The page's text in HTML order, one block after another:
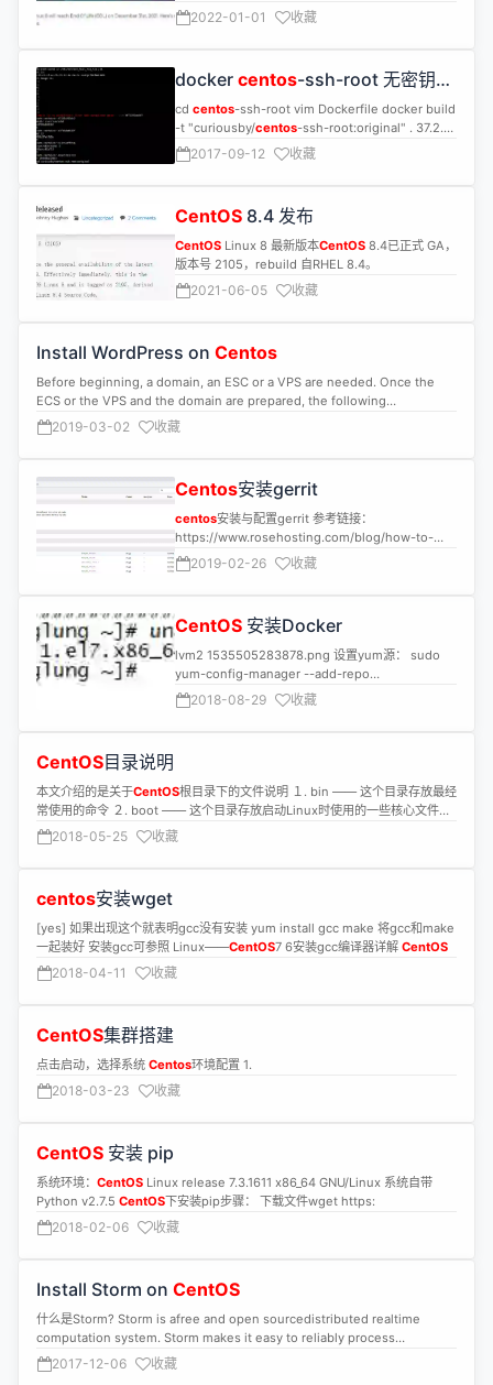
口令 redis-cli -p 11020 -a xjroot
上游向前发展。
2022-01-01 收藏
docker centos-ssh-root 无密钥
centos image
cd centos-ssh-root vim Dockerfile docker build
-t "curiousby/centos-ssh-root:original" . 37.2.3
build2017-09-12 收藏
CentOS 8.4 发布
CentOS Linux 8 最新版本CentOS 8.4已正式 GA，
版本号 2105，rebuild 自RHEL 8.4。
2021-06-05 收藏
Install WordPress on Centos
Before beginning, a domain, an ESC or a VPS are needed. Once the
ECS or the VPS and the domain are prepared, the following
procedures can be conducted. Detailed steps are as followings: ·
Install LAMP services (Linux, Apache, MySQL, PHP). input these
commands: 1. InstallApache, MySQL, and PHP yum -y install httpd
mysql mysql-server php php-mysql php-gd php-xml 2. Set uphttpd
and mysqldto start with system systemctl enablehttpd.service “”” ·
Updated on 7.26.2018 mysqld.service failed to start. yum install
mariadb-server mariadb -y systemctl start mariadb.service systemctl
enable mariadb.service · Updated on 3.2.2019 Applying php7x, old
method no longer used. Install mariadb yum install mariadb-server
httpd.service systemctl enable httpd.service · Install php: yum install
https://dl.fedoraproject.org/pub/epel/epel-release-latest-7.noarch.rpm
-y yum install yum-utils -y yum install
http://rpms.remirepo.net/enterprise/remi-release-7.rpm -y yum-
config-manager --enable remi-php72 yum -y install php7.2 php7.2-cli
xml php72-php-xmlrpc php72-php-gd php72-php-mbstring php72-
php-json systemctl restart httpd.service · Test: vim
/var/www/html/info.php <?php phpinfo(); ?>
http://192.168.1.100/info.php “”” · Start services systemctl
restarthttpd.service systemctlrestartmariadb.service Set up MySQL
Remove test database and access to it? [Y/n] //(Y) Reload privilege
tables now? [Y/n] //(Y) login MySQL: mysql -u root -p (the password is
empty, just press enter) mysql> create database wordpress; //create a
database and name it as ‘wordpress’ · Getting MySQL Support In PHP
yum -y install php-mysql yum -y install php-gd php-ldap php-odbc
php-pear php-xml php-xmlrpc php-mbstring php-soap curl curl-devel
decoding .php yum install httpd yum install httpd-devel yum install
php php-pear · Install WordPress wget http://wordpress.org/latest.zip
unzip latest.zip cp -r wordpress/* /var/www/html/ cd /var/www/html/
cp wp-config-sample.php wp-config.php vim wp-config.php Press ‘i’ to
+ ‘z’ to exit the file. Then, go to your domain to finish WordPress set
up. I used Wanwang to register a domain and Aliyun to set up an ECS.
The discounts for students and Double 11th are very attractive. As for
the other services in its store, I have not used them yet.
2019-03-02 收藏
Centos安装gerrit
centos安装与配置gerrit 参考链接：
https://www.rosehosting.com/blog/how-to-
install-gerrit2-on-a-centos
2019-02-26 收藏
CentOS 安装Docker
lvm2 1535505283878.png 设置yum源： sudo
yum-config-manager --add-repo
https://download.docker.com/linux/
2018-08-29 收藏
CentOS目录说明
本文介绍的是关于CentOS根目录下的文件说明 １. bin —— 这个目录存放最经
常使用的命令 ２. boot —— 这个目录存放启动Linux时使用的一些核心文件，
包括一些连接文件以及镜像文件 ３.
2018-05-25 收藏
centos安装wget
[yes] 如果出现这个就表明gcc没有安装 yum install gcc make 将gcc和make
一起装好 安装gcc可参照 Linux——CentOS7 6安装gcc编译器详解 CentOS
2018-04-11 收藏
CentOS集群搭建
点击启动，选择系统 Centos环境配置 1.
2018-03-23 收藏
CentOS 安装 pip
系统环境： CentOS Linux release 7.3.1611 x86_64 GNU/Linux 系统自带
Python v2.7.5 CentOS下安装pip步骤： 下载文件wget https:
2018-02-06 收藏
Install Storm on CentOS
什么是Storm? Storm is afree and open sourcedistributed realtime
computation system. Storm makes it easy to reliably process
unbounded streams of data, doing for realtime processing what
Hadoop did for batch processing. Storm issimple, can be used withany
2017-12-06 收藏